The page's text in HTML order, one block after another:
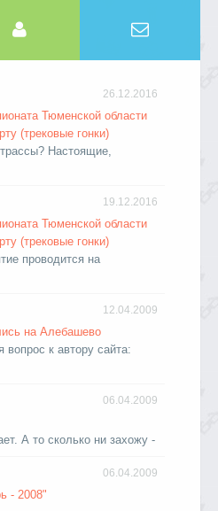
26.12.2016
Тюменской области
(трековые гонки)
Настоящие,
19.12.2016
Тюменской области
(трековые гонки)
проводится на
12.04.2009
на Алебашево
вопрос к автору сайта:
06.04.2009
А то сколько ни захожу -
06.04.2009
- 2008"